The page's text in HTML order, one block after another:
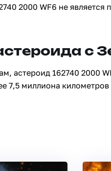
2000 WF6 не является
с
астероид 162740 2000
7,5 миллиона